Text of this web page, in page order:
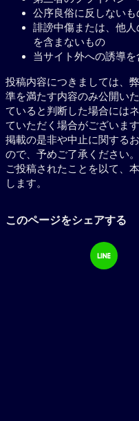
公序良俗に反しないも
誹謗中傷または、他
を含まないもの
当サイト外への誘導
投稿内容につきましては、
準を満たす内容のみ公開い
ていると判断した場合には
ていただく場合がございま
掲載の是非や中止に関する
ので、予めご了承ください。
ご投稿されたことを以て、
します。
このページをシェアする